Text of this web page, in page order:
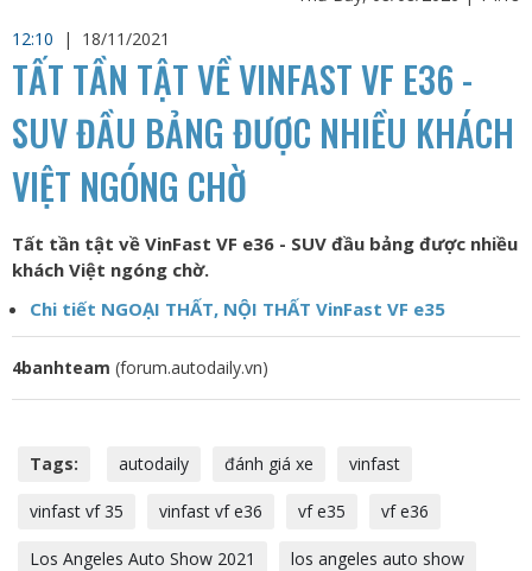
12:10
| 18/11/2021
TẤT TẦN TẬT VỀ VINFAST VF E36 -
SUV ĐẦU BẢNG ĐƯỢC NHIỀU KHÁCH
VIỆT NGÓNG CHỜ
Tất tần tật về VinFast VF e36 - SUV đầu bảng được nhiều
khách Việt ngóng chờ.
Chi tiết NGOẠI THẤT, NỘI THẤT VinFast VF e35
4banhteam (forum.autodaily.vn)
Tags: autodaily đánh giá xe vinfast
vinfast vf 35 vinfast vf e36 vf e35 vf e36
Los Angeles Auto Show 2021 los angeles auto show